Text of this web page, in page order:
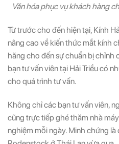
Văn hóa phục vụ khách hàng
Từ trước cho đến hiện tại, Kính
nâng cao về kiến thức mắt kính
hãng cho đến sự chuẩn bị chỉnh
bạn tư vấn viên tại Hải Triều có
cho quá trình tư vấn.
Không chỉ các bạn tư vấn viên,
cũng trực tiếp ghé thăm nhà
nghiệm mỗi ngày. Minh chứng